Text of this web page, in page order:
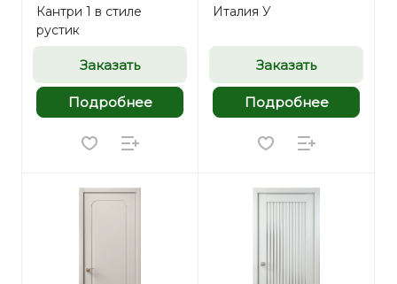
Кантри 1 в стиле
рустик
Заказать
Подробнее
Италия У
Заказать
Подробнее